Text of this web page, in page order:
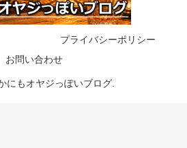
プライバシーポリシー
お問い合わせ
にもオヤジっぽいブログ.